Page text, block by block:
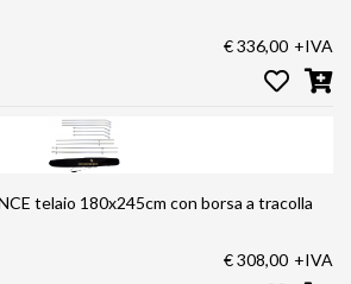
€ 336,00 +IVA
telaio 180x245cm con borsa a tracolla
€ 308,00 +IVA